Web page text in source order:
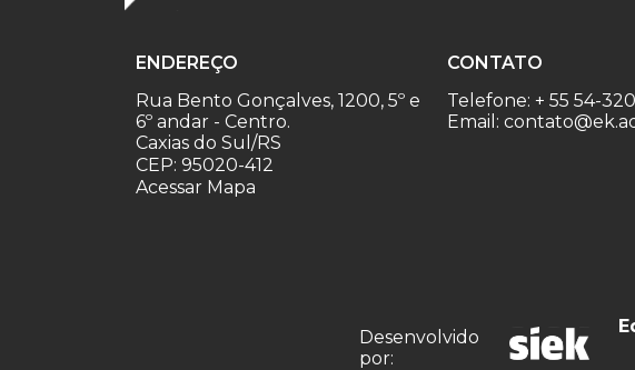
ENDEREÇO
Rua Bento Gonçalves, 1200, 5º e
6º andar - Centro.
Caxias do Sul/RS
CEP: 95020-412
Acessar Mapa
CONTATO
Telefone: + 55 54-
Email:
Desenvolvido
por: